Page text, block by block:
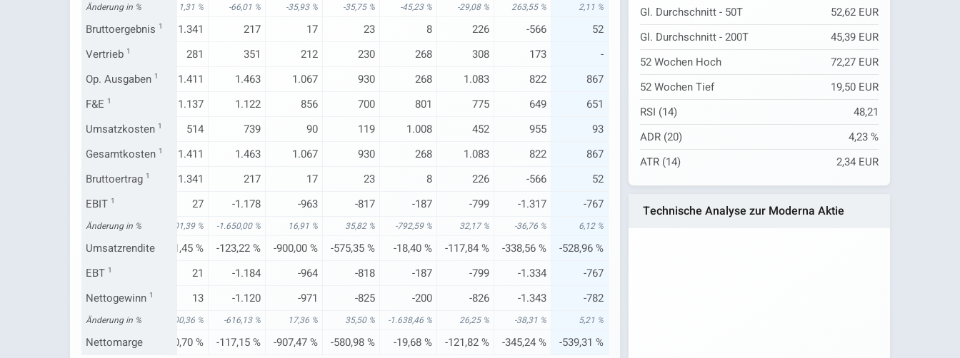
Änderung in %
-90,91 % -35,76 % 1,31 % -66,01 % -35,93 % -35,75 % -45,23 % -29,08 % 263,55 % 2,11 %
Bruttoergebnis 1
71 106 1.341 217 17 23 8 226 -566
52
Vertrieb 1
274 281 351 212 230 268 308 173
-
Op. Ausgaben 1
1.337 1.469 1.411 1.463 1.067 930 268 1.083 822
867
F&E 1
1.027 1.137 1.122 856 700 801 775 649
651
Umsatzkosten 1
96 115 514 739 90 119 1.008 452 955
93
Gesamtkosten 1
1.337 1.469 1.411 1.463 1.067 930 268 1.083 822
867
Bruttoertrag 1
71 106 1.341 217 17 23 8 226 -566
52
EBIT 1
-1.159 27 -1.178 -963 -817 -187 -799 -1.317 -767
Änderung in %
-291,55 % 26,67 % 101,39 % -1.650,00 % 16,91 % 35,82 % -792,59 % 32,17 % -36,76 % 6,12 %
Umsatzrendite
-694,01 % -576,01 % 1,45 % -123,22 % -900,00 % -575,35 % -18,40 % -117,84 % -338,56 %
-528,96 %
EBT 1
-1.165 21 -1.184 -964 -818 -187 -799 -1.334
-767
Nettogewinn 1
-1.175 -1.279 13 -1.120 -971 -825 -200 -826 -1.343 -782
Änderung in %
-1.587,34 % 7,32 % 100,36 % -616,13 % 17,36 % 35,50 % -1.638,46 % 26,25 % -38,31 % 5,21 %
Nettomarge
-703,59 % -578,73 % 0,70 % -117,15 % -907,47 % -580,98 % -19,68 % -121,82 % -345,24 % -539,31 %
Gl. Durchschnitt - 50T
52,62 EUR
Gl. Durchschnitt - 200T
45,39 EUR
52 Wochen Hoch
72,27 EUR
52 Wochen Tief
19,50 EUR
RSI (14)
48,21
ADR (20)
4,23 %
ATR (14)
2,34 EUR
Technische Analyse zur Moderna Aktie